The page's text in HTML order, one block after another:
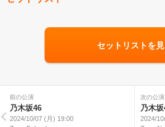
セットリストを
前の公演
乃木坂46
2024/10/07 (月) 19:00
次の公演
乃木
2024/